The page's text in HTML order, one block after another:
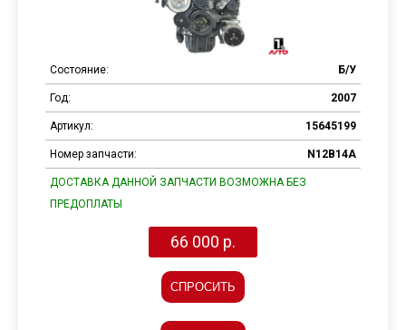
Состояние: Б/У
Год: 2007
Артикул: 15645199
Номер запчасти: N12B14A
ДОСТАВКА ДАННОЙ ЗАПЧАСТИ ВОЗМОЖНА БЕЗ
ПРЕДОПЛАТЫ
66 000 р.
СПРОСИТЬ